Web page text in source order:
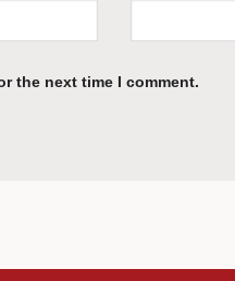
the next time I comment.